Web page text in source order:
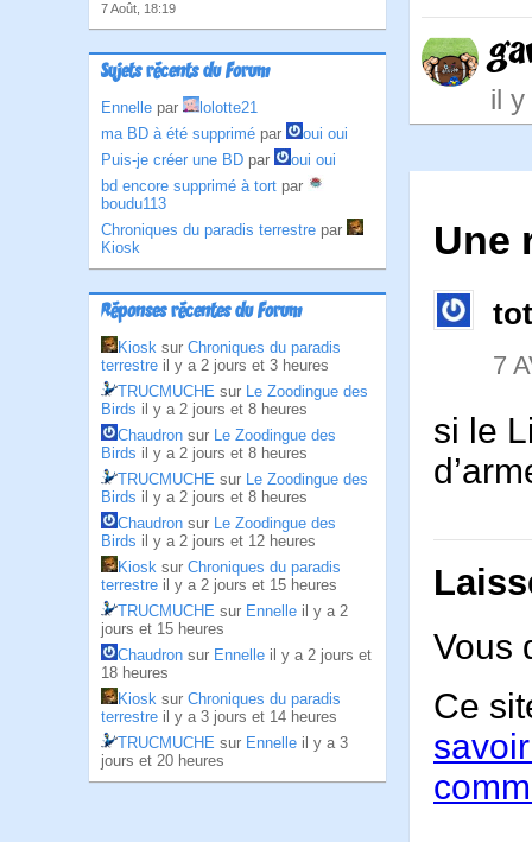
7 Août, 18:19
Sujets récents du Forum
Ennelle par
lolotte21
ma BD à été supprimé par
oui oui
Puis-je créer une BD par
oui oui
bd encore supprimé à tort par
boudu113
Chroniques du paradis terrestre par
Kiosk
Réponses récentes du Forum
Kiosk sur Chroniques du paradis
terrestre il y a 2 jours et 3 heures
TRUCMUCHE sur Le Zoodingue des
Birds il y a 2 jours et 8 heures
Chaudron sur Le Zoodingue des
Birds il y a 2 jours et 8 heures
TRUCMUCHE sur Le Zoodingue des
Birds il y a 2 jours et 8 heures
Chaudron sur Le Zoodingue des
Birds il y a 2 jours et 12 heures
Kiosk sur Chroniques du paradis
terrestre il y a 2 jours et 15 heures
TRUCMUCHE sur Ennelle il y a 2
jours et 15 heures
Chaudron sur Ennelle il y a 2 jours et
18 heures
Kiosk sur Chroniques du paradis
terrestre il y a 3 jours et 14 heures
TRUCMUCHE sur Ennelle il y a 3
jours et 20 heures
il
Une
7
si le
Vous
Ce